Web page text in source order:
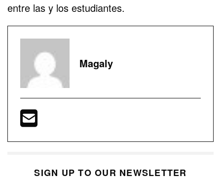
entre las y los estudiantes.
Magaly
SIGN UP TO OUR NEWSLETTER